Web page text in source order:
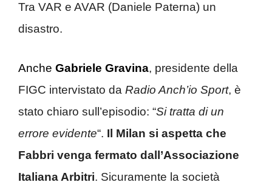
Tra VAR e AVAR (Daniele Paterna) un
disastro.
Anche Gabriele Gravina, presidente della
FIGC intervistato da Radio Anch’io Sport, è
stato chiaro sull’episodio: “Si tratta di un
errore evidente“. Il Milan si aspetta che
Fabbri venga fermato dall’Associazione
Italiana Arbitri. Sicuramente la società